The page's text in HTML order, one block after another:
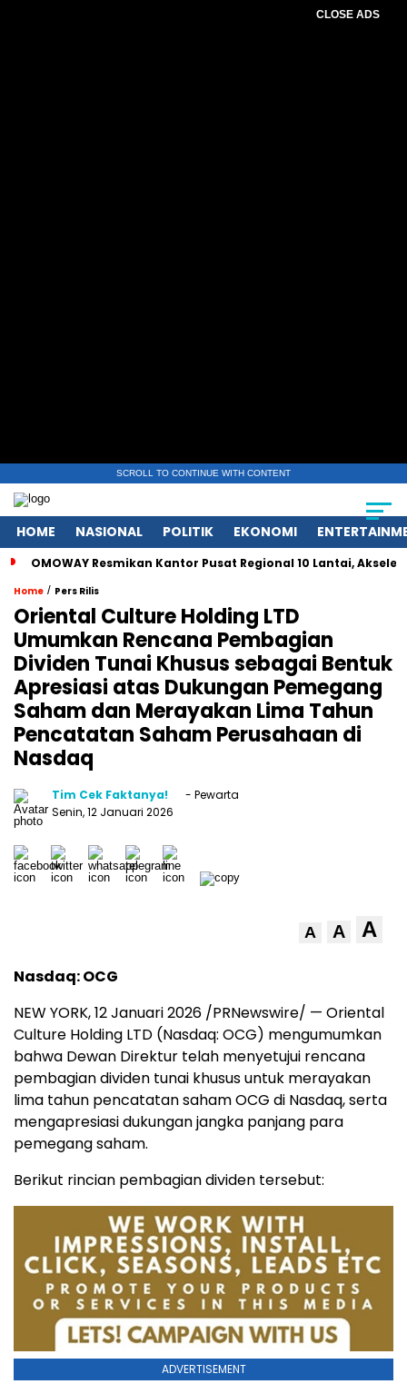
CLOSE ADS
SCROLL TO CONTINUE WITH CONTENT
HOME NASIONAL POLITIK EKONOMI
OMOWAY Resmikan Kantor Pusat Regional 10 Lantai,
Home / Pers Rilis
Oriental Culture Holding LTD
Umumkan Rencana Pembagian
Dividen Tunai Khusus sebagai Bentuk
Apresiasi atas Dukungan Pemegang
Saham dan Merayakan Lima Tahun
Pencatatan Saham Perusahaan di
Nasdaq
Tim Cek Faktanya!
- Pewarta
Senin, 12 Januari 2026
A A A
Nasdaq: OCG
NEW YORK, 12 Januari 2026 /PRNewswire/ — Oriental
Culture Holding LTD (Nasdaq: OCG) mengumumkan
bahwa Dewan Direktur telah menyetujui rencana
pembagian dividen tunai khusus untuk merayakan
lima tahun pencatatan saham OCG di Nasdaq, serta
mengapresiasi dukungan jangka panjang para
pemegang saham.
Berikut rincian pembagian dividen tersebut:
ADVERTISEMENT